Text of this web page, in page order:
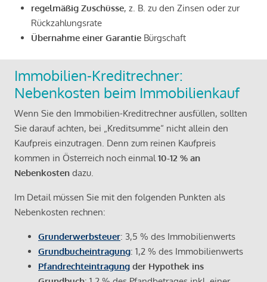
regelmäßig Zuschüsse, z. B. zu den Zinsen oder zur
Rückzahlungsrate
Übernahme einer Garantie Bürgschaft
Immobilien-Kreditrechner:
Nebenkosten beim Immobilienkauf
Wenn Sie den Immobilien-Kreditrechner ausfüllen, sollten
Sie darauf achten, bei „Kreditsumme“ nicht allein den
Kaufpreis einzutragen. Denn zum reinen Kaufpreis
kommen in Österreich noch einmal10-12 % an
Nebenkosten dazu.
Im Detail müssen Sie mit den folgenden Punkten als
Nebenkosten rechnen:
Grunderwerbsteuer: 3,5 % des Immobilienwerts
Grundbucheintragung: 1,2 % des Immobilienwerts
Pfandrechteintragung der Hypothek ins